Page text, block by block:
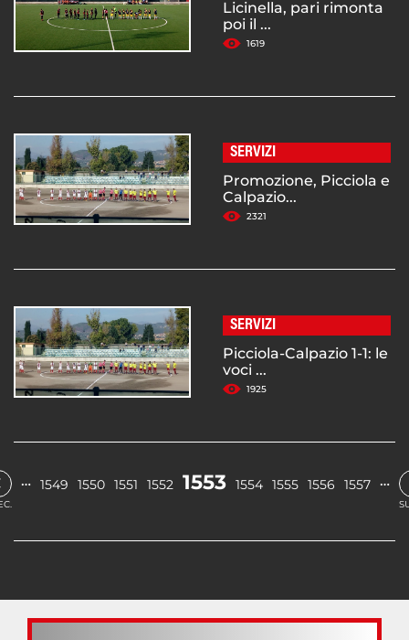
Licinella, pari rimonta
poi il ...
1619
SERVIZI
Promozione, Picciola e
Calpazio...
2321
SERVIZI
Picciola-Calpazio 1-1: le
voci ...
1925
… 1549 1550 1551 1552 1553 1554 1555 1556 1557 …